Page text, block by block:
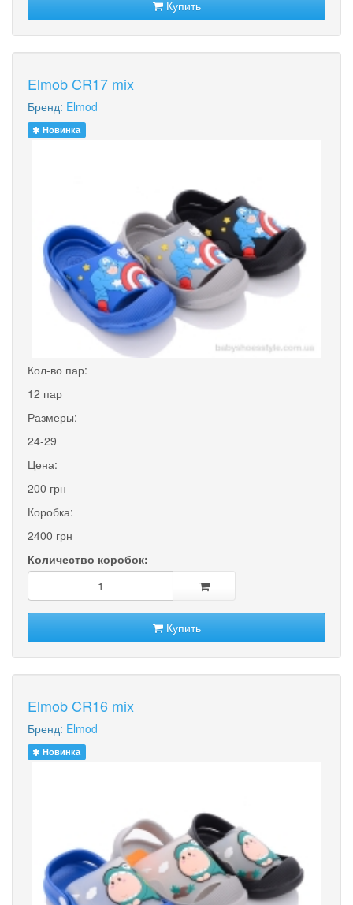
Купить
Elmob CR17 mix
Бренд: Elmod
Новинка
Кол-во пар:
12 пар
Размеры:
24-29
Цена:
200 грн
Коробка:
2400 грн
Количество коробок:
Купить
Elmob CR16 mix
Бренд: Elmod
Новинка